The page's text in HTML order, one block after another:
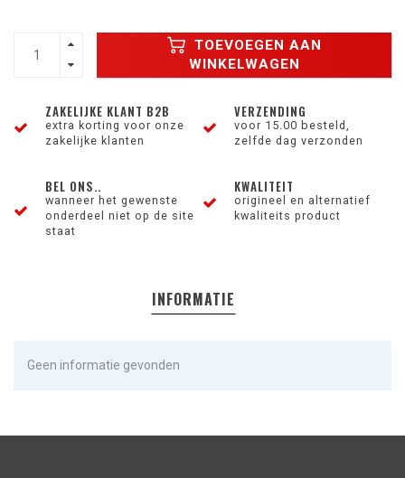
TOEVOEGEN AAN
WINKELWAGEN
ZAKELIJKE KLANT B2B
extra korting voor onze
zakelijke klanten
VERZENDING
voor 15.00 besteld,
zelfde dag verzonden
BEL ONS..
wanneer het gewenste
onderdeel niet op de site
staat
KWALITEIT
origineel en alternatief
kwaliteits product
INFORMATIE
Geen informatie gevonden